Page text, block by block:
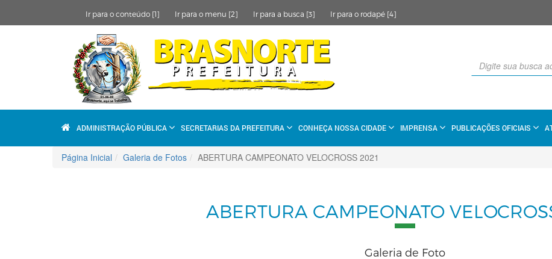
Ir para o conteúdo [1] Ir para o menu [2] Ir para a busca [3] Ir para o rodapé [4]
ADMINISTRAÇÃO PÚBLICA SECRETARIAS DA PREFEITURA CONHEÇA NOSSA CIDADE IMPRENSA PUBLICAÇÕES OFICIAIS
Página Inicial Galeria de Fotos ABERTURA CAMPEONATO VELOCROSS 2021
ABERTURA CAMPEONATO
Galeria de Foto